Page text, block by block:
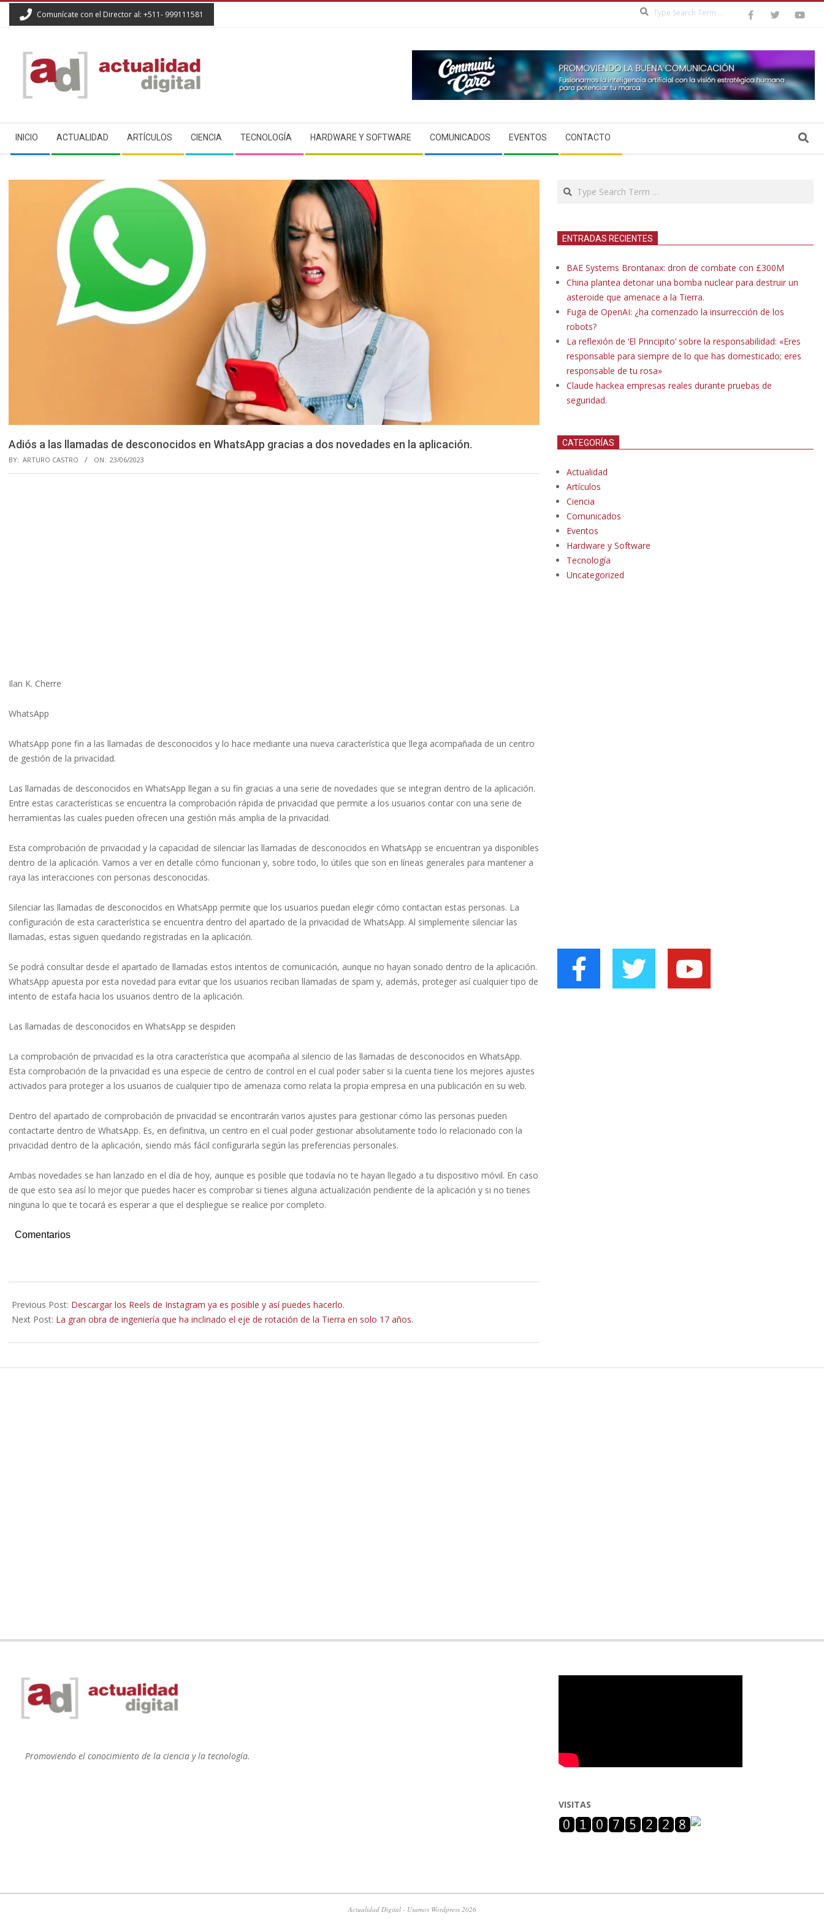
Comunícate con el Director al: +511- 999111581
ACTUALIDAD
DIGITAL
Navigation
Menu
INICIO ACTUALIDAD ARTÍCULOS CIENCIA TECNOLOGÍA HARDWARE Y SOFTWARE COMUNICADOS EVENTOS CONTACTO Search
Adiós a las llamadas de desconocidos en WhatsApp gracias a dos novedades en la aplicación.
BY: ARTURO CASTRO ON: 23/06/2023
Ilan K. Cherre
WhatsApp
WhatsApp pone fin a las llamadas de desconocidos y lo hace mediante una nueva característica que llega acompañada de un centro
de gestión de la privacidad.
Las llamadas de desconocidos en WhatsApp llegan a su fin gracias a una serie de novedades que se integran dentro de la aplicación.
Entre estas características se encuentra la comprobación rápida de privacidad que permite a los usuarios contar con una serie de
herramientas las cuales pueden ofrecen una gestión más amplia de la privacidad.
Esta comprobación de privacidad y la capacidad de silenciar las llamadas de desconocidos en WhatsApp se encuentran ya disponibles
dentro de la aplicación. Vamos a ver en detalle cómo funcionan y, sobre todo, lo útiles que son en líneas generales para mantener a
raya las interacciones con personas desconocidas.
Silenciar las llamadas de desconocidos en WhatsApp permite que los usuarios puedan elegir cómo contactan estas personas. La
configuración de esta característica se encuentra dentro del apartado de la privacidad de WhatsApp. Al simplemente silenciar las
llamadas, estas siguen quedando registradas en la aplicación.
Se podrá consultar desde el apartado de llamadas estos intentos de comunicación, aunque no hayan sonado dentro de la aplicación.
WhatsApp apuesta por esta novedad para evitar que los usuarios reciban llamadas de spam y, además, proteger así cualquier tipo de
intento de estafa hacia los usuarios dentro de la aplicación.
Las llamadas de desconocidos en WhatsApp se despiden
La comprobación de privacidad es la otra característica que acompaña al silencio de las llamadas de desconocidos en WhatsApp.
Esta comprobación de la privacidad es una especie de centro de control en el cual poder saber si la cuenta tiene los mejores ajustes
activados para proteger a los usuarios de cualquier tipo de amenaza como relata la propia empresa en una publicación en su web.
Dentro del apartado de comprobación de privacidad se encontrarán varios ajustes para gestionar cómo las personas pueden
contactarte dentro de WhatsApp. Es, en definitiva, un centro en el cual poder gestionar absolutamente todo lo relacionado con la
privacidad dentro de la aplicación, siendo más fácil configurarla según las preferencias personales.
Ambas novedades se han lanzado en el día de hoy, aunque es posible que todavía no te hayan llegado a tu dispositivo móvil. En caso
de que esto sea así lo mejor que puedes hacer es comprobar si tienes alguna actualización pendiente de la aplicación y si no tienes
ninguna lo que te tocará es esperar a que el despliegue se realice por completo.
Comentarios
06-
23
Previous Post: Descargar los Reels de Instagram ya es posible y así puedes hacerlo.
Next Post: La gran obra de ingeniería que ha inclinado el eje de rotación de la Tierra en solo 17 años.
Search
ENTRADAS RECIENTES
BAE Systems Brontanax: dron de combate con £300M
China plantea detonar una bomba nuclear para destruir un
asteroide que amenace a la Tierra.
Fuga de OpenAI: ¿ha comenzado la insurrección de los
robots?
La reflexión de ‘El Principito’ sobre la responsabilidad: «Eres
responsable para siempre de lo que has domesticado; eres
responsable de tu rosa»
Claude hackea empresas reales durante pruebas de
seguridad.
CATEGORÍAS
Actualidad
Artículos
Ciencia
Comunicados
Eventos
Hardware y Software
Tecnología
Uncategorized
Promoviendo el conocimiento de la ciencia y la tecnología.
VISITAS
Actualidad Digital - Usamos Wordpress 2026